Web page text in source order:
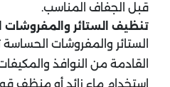
قبل الجفاف المناسب.
تنظيف الستائر
الستائر والمفروشات الحساسة
القادمة من النوافذ
استخدام ماء زائد أو منظف